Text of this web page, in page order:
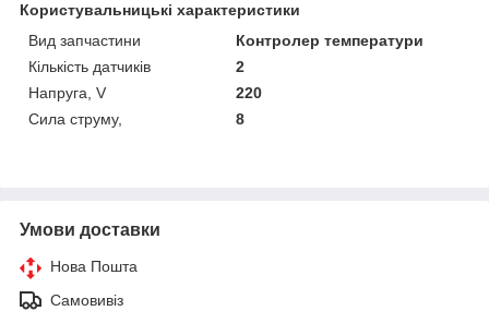
Користувальницькі характеристики
Вид запчастини
Контролер температури
Кількість датчиків
2
Напруга, V
220
Сила струму,
8
Умови доставки
Нова Пошта
Самовивіз